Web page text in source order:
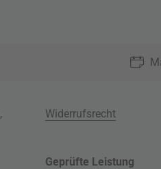
,
Widerrufsrecht
Geprüfte Leistung